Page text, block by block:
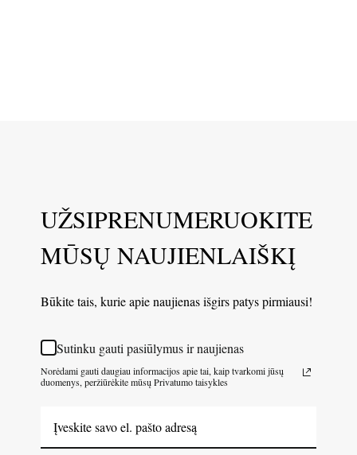
UŽSIPRENUMERUOKITE
MŪSŲ NAUJIENLAIŠKĮ
Būkite tais, kurie apie naujienas išgirs patys pirmiausi!
Sutinku gauti pasiūlymus ir naujienas
Norėdami gauti daugiau informacijos apie tai, kaip tvarkomi jūsų
duomenys, peržiūrėkite mūsų Privatumo taisykles